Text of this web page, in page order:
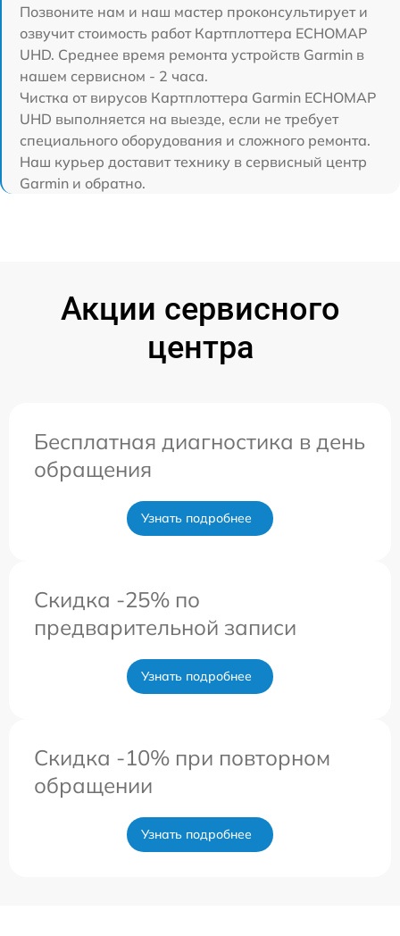
Позвоните нам и наш мастер проконсультирует и
озвучит стоимость работ Картплоттера ECHOMAP
UHD. Среднее время ремонта устройств Garmin в
нашем сервисном - 2 часа.
Чистка от вирусов Картплоттера Garmin ECHOMAP
UHD выполняется на выезде, если не требует
специального оборудования и сложного ремонта.
Наш курьер доставит технику в сервисный центр
Garmin и обратно.
Акции сервисного
центра
Бесплатная диагностика в день
обращения
Узнать подробнее
Скидка -25% по
предварительной записи
Узнать подробнее
Скидка -10% при повторном
обращении
Узнать подробнее